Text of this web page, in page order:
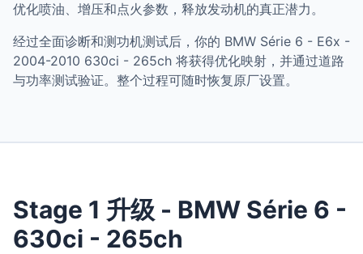
优化喷油、增压和点火参数，释放发动机的真正潜力。
经过全面诊断和测功机测试后，你的 BMW Série 6 - E6x -
2004-2010 630ci - 265ch 将获得优化映射，并通过道路
与功率测试验证。整个过程可随时恢复原厂设置。
Stage 1 升级 - BMW Série 6 -
630ci - 265ch